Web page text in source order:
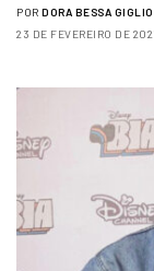
POR DORA BESSA GIGLIO
23 DE FEVEREIRO DE